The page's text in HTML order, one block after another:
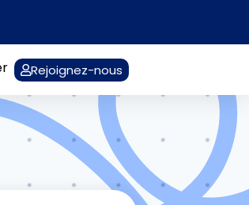
Rejoignez-nous